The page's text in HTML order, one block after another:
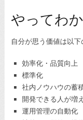
やってわ
自分が思う価値は以下
効率化・品質向上
標準化
社内ノウハウの蓄
開発できる人が増
運用管理の自動化